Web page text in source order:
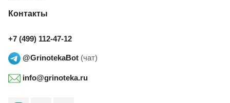
Контакты
+7 (499) 112-47-12
@GrinotekaBot (чат)
info@grinoteka.ru